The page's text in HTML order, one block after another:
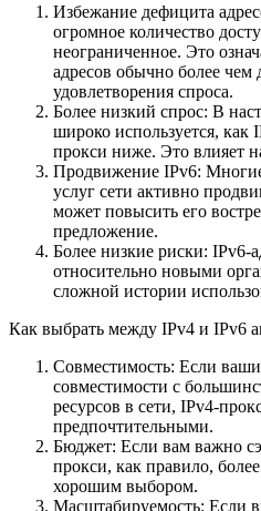
Избежание дефицита
огромное количество
неограниченное. Это
адресов обычно более чем
удовлетворения спроса.
Более низкий спрос: В
широко используется, как
прокси ниже. Это влияет
Продвижение IPv6:
услуг сети активно
может повысить его
предложение.
Более низкие риски: IPv6-
относительно новыми
сложной истории
Как выбрать между IPv4 и IPv6
Совместимость: Если ваши
совместимости с
ресурсов в сети, IPv4-
предпочтительными.
Бюджет: Если вам важно
прокси, как правило,
хорошим выбором.
Масштабируемость: Если